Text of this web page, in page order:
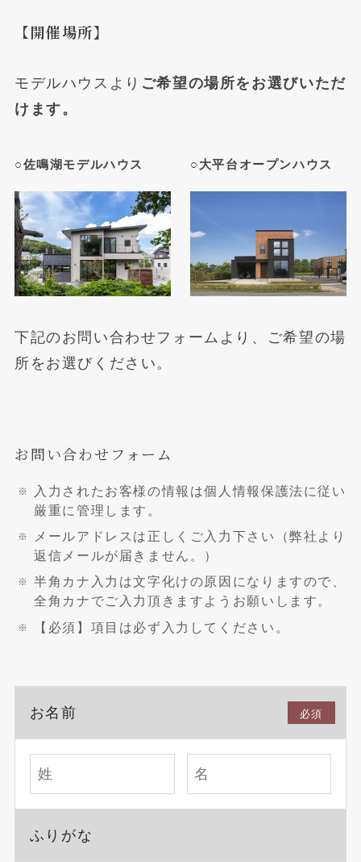
【開催場所】
モデルハウスより ご希望の場所をお選びいただ
けます。
○佐鳴湖モデルハウス ○大平台オープンハウス
下記のお問い合わせフォームより、ご希望の場
所をお選びください。
お問い合わせフォーム
入力されたお客様の情報は個人情報保護法に従い
厳重に管理します。
メールアドレスは正しくご入力下さい（弊社より
返信メールが届きません。）
半角カナ入力は文字化けの原因になりますので、
全角カナでご入力頂きますようお願いします。
【必須】項目は必ず入力してください。
お名前 必須
ふりがな